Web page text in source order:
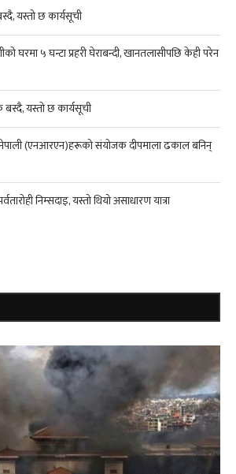
यस्तो छ कार्यसूची
घरमा ५ घन्टा प्रहरी घेराबन्दी, खानतलासीपछि केही परेन
यस्तो छ कार्यसूची
नेपाली (एनआरएन)हरूको संयोजक दीपमाला ढकाल बनिन्
निम्सदाइ, यस्तो थियो असाधारण यात्रा